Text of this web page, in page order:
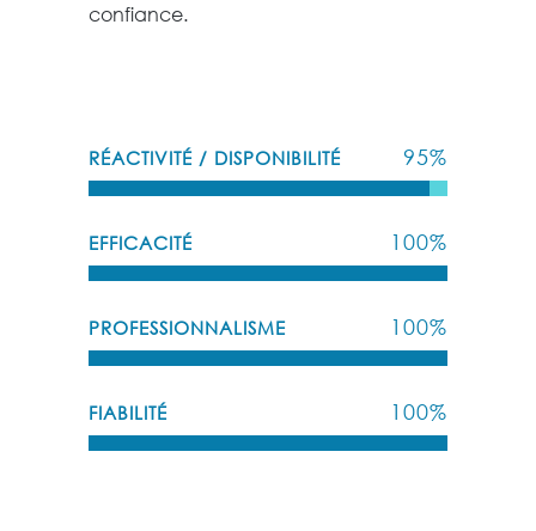
confiance.
RÉACTIVITÉ / DISPONIBILITÉ 95%
EFFICACITÉ 100%
PROFESSIONNALISME 100%
FIABILITÉ 100%